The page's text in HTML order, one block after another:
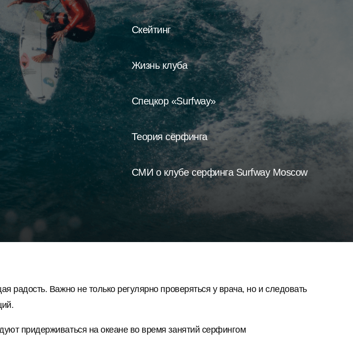
Скейтинг
Жизнь клуба
Спецкор «Surfway»
Теория сёрфинга
СМИ о клубе серфинга Surfway Moscow
Важно не только регулярно проверяться у врача, но и следовать
придерживаться на океане во время занятий серфингом